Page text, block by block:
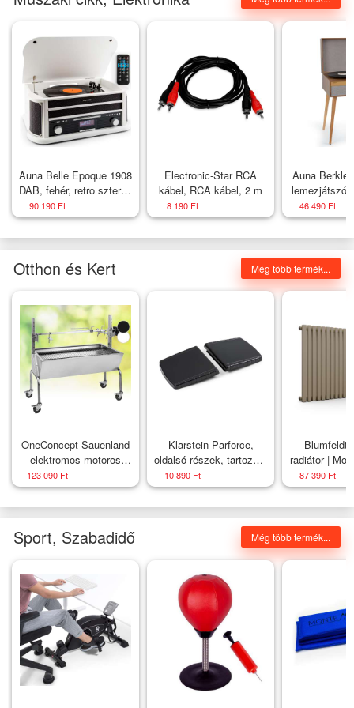
Auna Belle Epoque 1908
DAB, fehér, retro sztereó
rendszer, gramofon,
DAB+
90 190 Ft
Electronic-Star RCA
kábel, RCA kábel, 2 m
8 190 Ft
Auna
33 1/3
fordulat/
46 490 Ft
Otthon és Kert Még több termék...
OneConcept Sauenland
elektromos motoros
forgónyárs malacgrill
123 090 Ft
Klarstein Parforce,
oldalsó részek, tartozék,
nagy rakodófelületek,
fekete
10 890 Ft
Blumfeldt
radiátor |
63 x 108
Oldalsó
87 390 Ft
Sport, Szabadidő Még több termék...